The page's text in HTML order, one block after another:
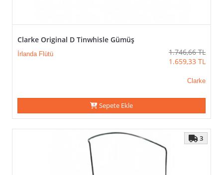
Clarke Original D Tinwhisle Gümüş
İrlanda Flütü 1.746,66 TL
1.659,33 TL
Clarke
Sepete Ekle
3